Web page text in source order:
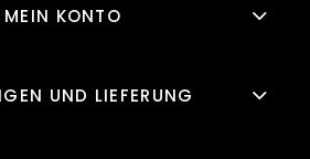
MEIN KONTO
UND LIEFERUNG